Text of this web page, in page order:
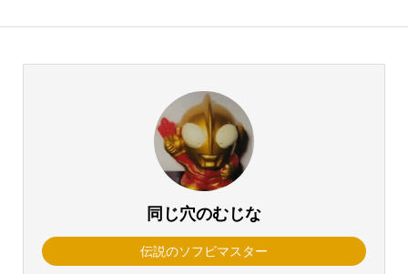
同じ穴のむじな
伝説のソフビマスター